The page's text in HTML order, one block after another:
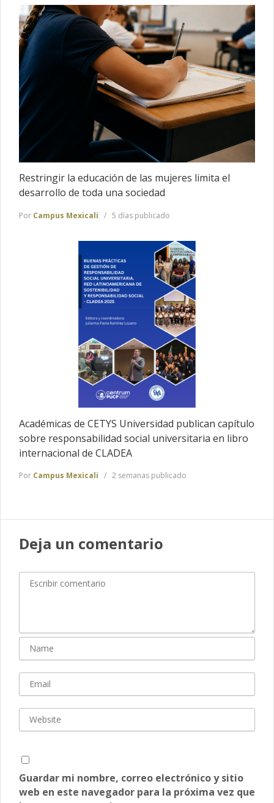
Restringir la educación de las mujeres limita el
desarrollo de toda una sociedad
Por Campus Mexicali 5 días publicado
Académicas de CETYS Universidad publican capítulo
sobre responsabilidad social universitaria en libro
internacional de CLADEA
Por Campus Mexicali 2 semanas publicado
Deja un comentario
Guardar mi nombre, correo electrónico y sitio
web en este navegador para la próxima vez que